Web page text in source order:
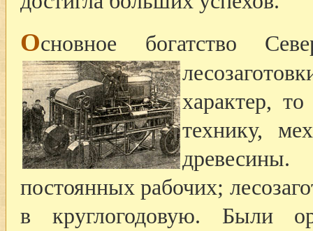
Основное богатство
характер,
технику,
постоянных рабочих;
в круглогодовую. Были